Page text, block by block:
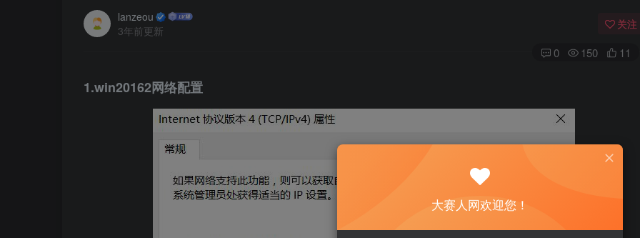
lanzeou
3年前更新
关注
0 150 11
1.win20162网络配置
大赛人网欢迎您！